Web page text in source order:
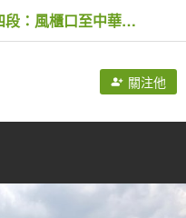
2025-07-13臺北大縱走第四段：風櫃口至中華科技大學
關注他